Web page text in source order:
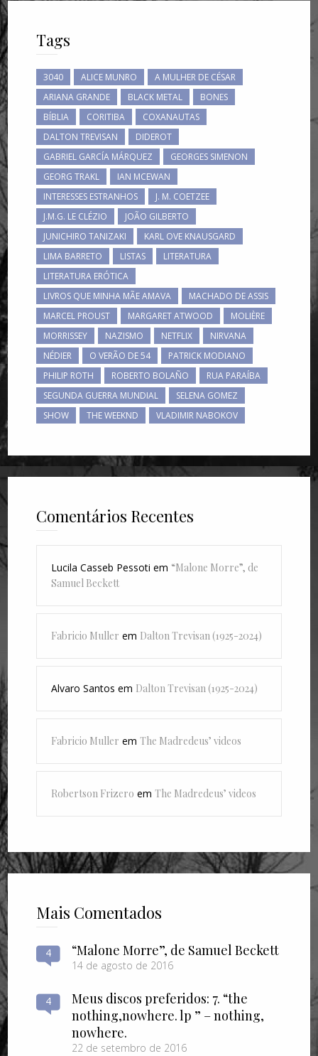
Tags
3040 ALICE MUNRO
A MULHER DE CÉSAR
ARIANA GRANDE
BLACK METAL
BONES
BÍBLIA
CORITIBA
COXANAUTAS
DALTON TREVISAN
DIDEROT
GABRIEL GARCÍA MÁRQUEZ
GEORGES SIMENON
GEORG TRAKL
IAN MCEWAN
INTERESSES ESTRANHOS
J. M. COETZEE
J.M.G. LE CLÉZIO
JOÃO GILBERTO
JUNICHIRO TANIZAKI
KARL OVE KNAUSGARD
LIMA BARRETO
LISTAS
LITERATURA
LITERATURA ERÓTICA
LIVROS QUE MINHA MÃE AMAVA
MACHADO DE ASSIS
MARCEL PROUST
MARGARET ATWOOD
MOLIÈRE
MORRISSEY
NAZISMO NETFLIX
NIRVANA
NÉDIER
O VERÃO DE 54
PATRICK MODIANO
PHILIP ROTH
ROBERTO BOLAÑO
RUA PARAÍBA
SEGUNDA GUERRA MUNDIAL
SELENA GOMEZ
SHOW
THE WEEKND VLADIMIR NABOKOV
Comentários Recentes
Lucila Casseb Pessoti em “Malone Morre”, de
Samuel Beckett
Fabricio Muller em Dalton Trevisan (1925-2024)
Alvaro Santos em Dalton Trevisan (1925-2024)
Fabricio Muller emThe Madredeus’ videos
Robertson Frizero emThe Madredeus’ videos
Mais Comentados
4 “Malone Morre”, de Samuel Beckett
14 de agosto de 2016
4
Meus discos preferidos: 7. “the
nothing​,​nowhere. lp ” – nothing​,​
nowhere.
22 de setembro de 2016